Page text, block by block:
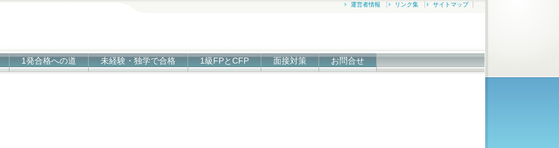
運営者情報 リンク集 サイトマップ
1発合格への道 未経験・独学で合格 1級FPとCFP 面接対策 お問合せ